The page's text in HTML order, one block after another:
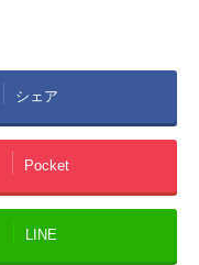
シェア
Pocket
LINE